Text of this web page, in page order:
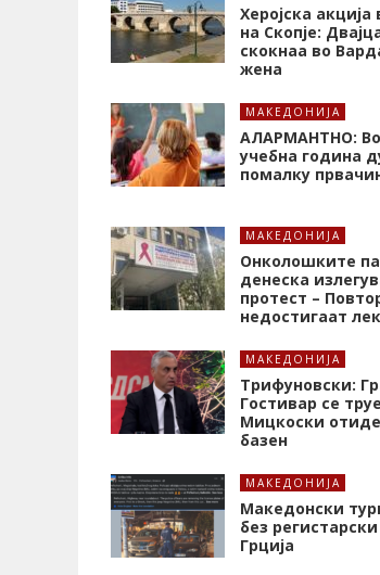
Херојска
на Скопје:
скокнаа во
жена
МАКЕДОНИЈА
АЛАРМАНТНО:
учебна година
помалку
МАКЕДОНИЈА
Онколошките
денеска
протест –
недостигаат
МАКЕДОНИЈА
Трифуновски:
Гостивар се
Мицкоски
базен
МАКЕДОНИЈА
Македонски
без
Грција